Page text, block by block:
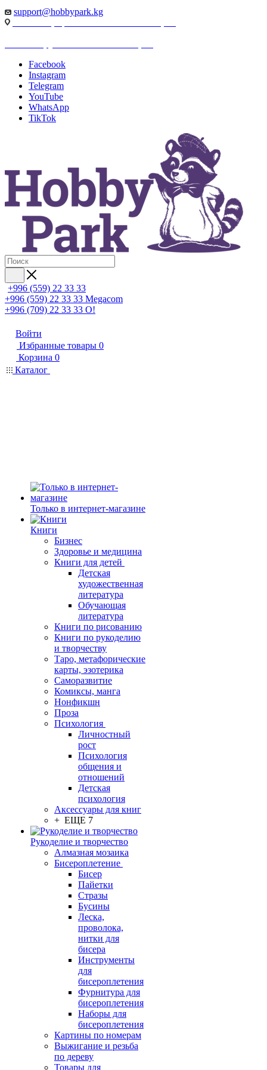
support@hobbypark.kg
Facebook
Instagram
Telegram
YouTube
WhatsApp
TikTok
+996 (559) 22 33 33
+996 (559) 22 33 33 Megacom
+996 (709) 22 33 33 O!
Войти
Избранные товары 0
Корзина 0
Каталог
Только в интернет-магазине
Книги
Бизнес
Здоровье и медицина
Книги для детей
Детская
художественная
литература
Обучающая
литература
Книги по рисованию
Книги по рукоделию
и творчеству
Таро, метафорические
карты, эзотерика
Саморазвитие
Комиксы, манга
Нонфикшн
Проза
Психология
Личностный
рост
Психология
общения и
отношений
Детская
психология
Аксессуары для книг
+ ЕЩЕ 7
Рукоделие и творчество
Алмазная мозаика
Бисероплетение
Бисер
Пайетки
Стразы
Бусины
Леска,
проволока,
нитки для
бисера
Инструменты
для
бисероплетения
Фурнитура для
бисероплетения
Наборы для
бисероплетения
Картины по номерам
Выжигание и резьба
по дереву
Товары для